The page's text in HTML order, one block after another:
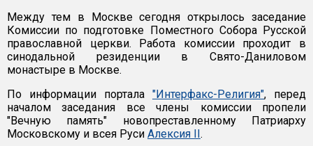
Между тем в Москве сегодня открылось заседание
Комиссии по подготовке Поместного Собора Русской
православной церкви. Работа комиссии проходит в
синодальной резиденции в Свято-Даниловом
монастыре в Москве.
По информации портала "Интерфакс-Религия", перед
началом заседания все члены комиссии пропели
"Вечную память" новопреставленному Патриарху
Московскому и всея Руси Алексия II.